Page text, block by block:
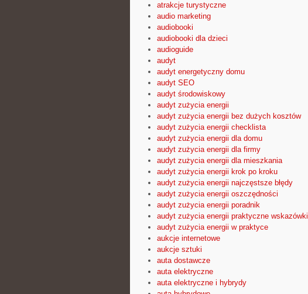
atrakcje turystyczne
audio marketing
audiobooki
audiobooki dla dzieci
audioguide
audyt
audyt energetyczny domu
audyt SEO
audyt środowiskowy
audyt zużycia energii
audyt zużycia energii bez dużych kosztów
audyt zużycia energii checklista
audyt zużycia energii dla domu
audyt zużycia energii dla firmy
audyt zużycia energii dla mieszkania
audyt zużycia energii krok po kroku
audyt zużycia energii najczęstsze błędy
audyt zużycia energii oszczędności
audyt zużycia energii poradnik
audyt zużycia energii praktyczne wskazówki
audyt zużycia energii w praktyce
aukcje internetowe
aukcje sztuki
auta dostawcze
auta elektryczne
auta elektryczne i hybrydy